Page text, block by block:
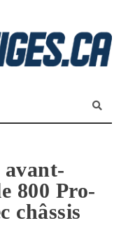
avant-
800 Pro-
châssis